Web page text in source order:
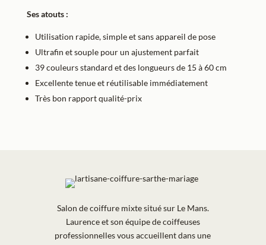
Ses atouts :
Utilisation rapide, simple et sans appareil de pose
Ultrafin et souple pour un ajustement parfait
39 couleurs standard et des longueurs de 15 à 60 cm
Excellente tenue et réutilisable immédiatement
Très bon rapport qualité-prix
Salon de coiffure mixte situé sur Le Mans.
Laurence et son équipe de coiffeuses
professionnelles vous accueillent dans une